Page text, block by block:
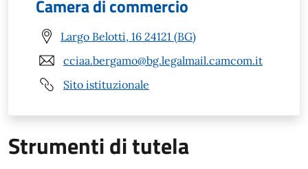
Camera di commercio
Largo Belotti, 16 24121 (BG)
cciaa.bergamo@bg.legalmail.camcom.it
Sito istituzionale
Strumenti di tutela